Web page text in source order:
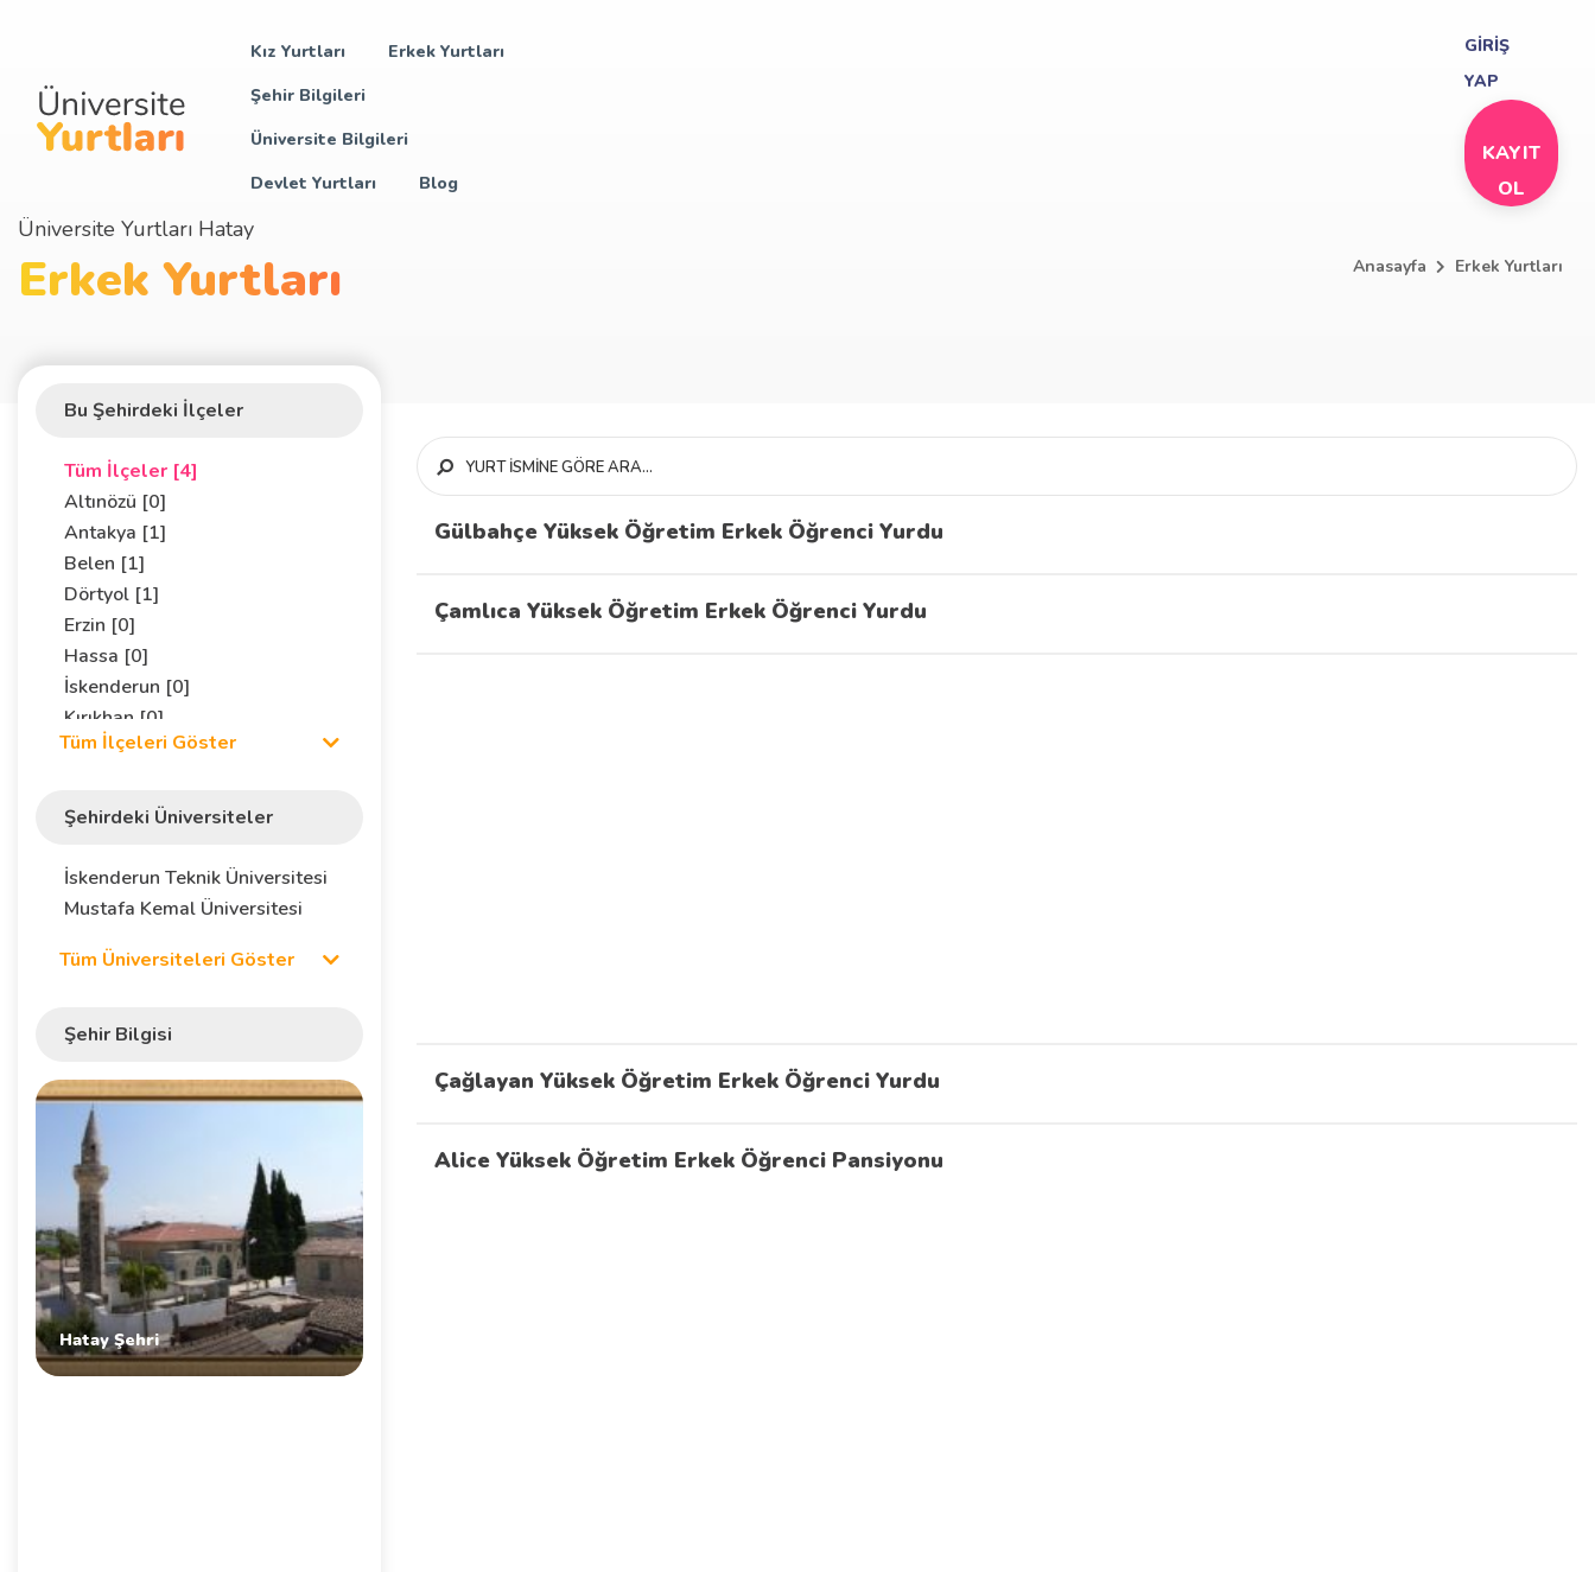
Kız Yurtları
Erkek Yurtları
Şehir Bilgileri
Üniversite Bilgileri
Devlet Yurtları
Blog
GİRİŞ
YAP
KAYIT
OL
Üniversite Yurtları Hatay
Erkek Yurtları Anasayfa Erkek Yurtları
Bu Şehirdeki İlçeler
Tüm İlçeler [4]
Altınözü [0]
Antakya [1]
Belen [1]
Dörtyol [1]
Erzin [0]
Hassa [0]
İskenderun [0]
Kırıkhan [0]
Kumlu [0]
Reyhanlı [1]
Yayladağı [0]
Tüm İlçeleri Göster
Şehirdeki Üniversiteler
İskenderun Teknik Üniversitesi
Mustafa Kemal Üniversitesi
Tüm Üniversiteleri Göster
Şehir Bilgisi
Hatay Şehri
Gülbahçe Yüksek Öğretim Erkek Öğrenci Yurdu
Çamlıca Yüksek Öğretim Erkek Öğrenci Yurdu
Çağlayan Yüksek Öğretim Erkek Öğrenci Yurdu
Alice Yüksek Öğretim Erkek Öğrenci Pansiyonu